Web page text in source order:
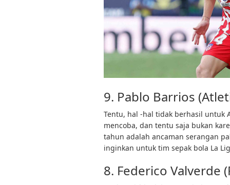
9. Pablo Barrios
Tentu, hal -hal tidak berhasil untuk
mencoba, dan tentu saja bukan
tahun adalah ancaman serangan
inginkan untuk tim sepak bola La
8. Federico Valverde